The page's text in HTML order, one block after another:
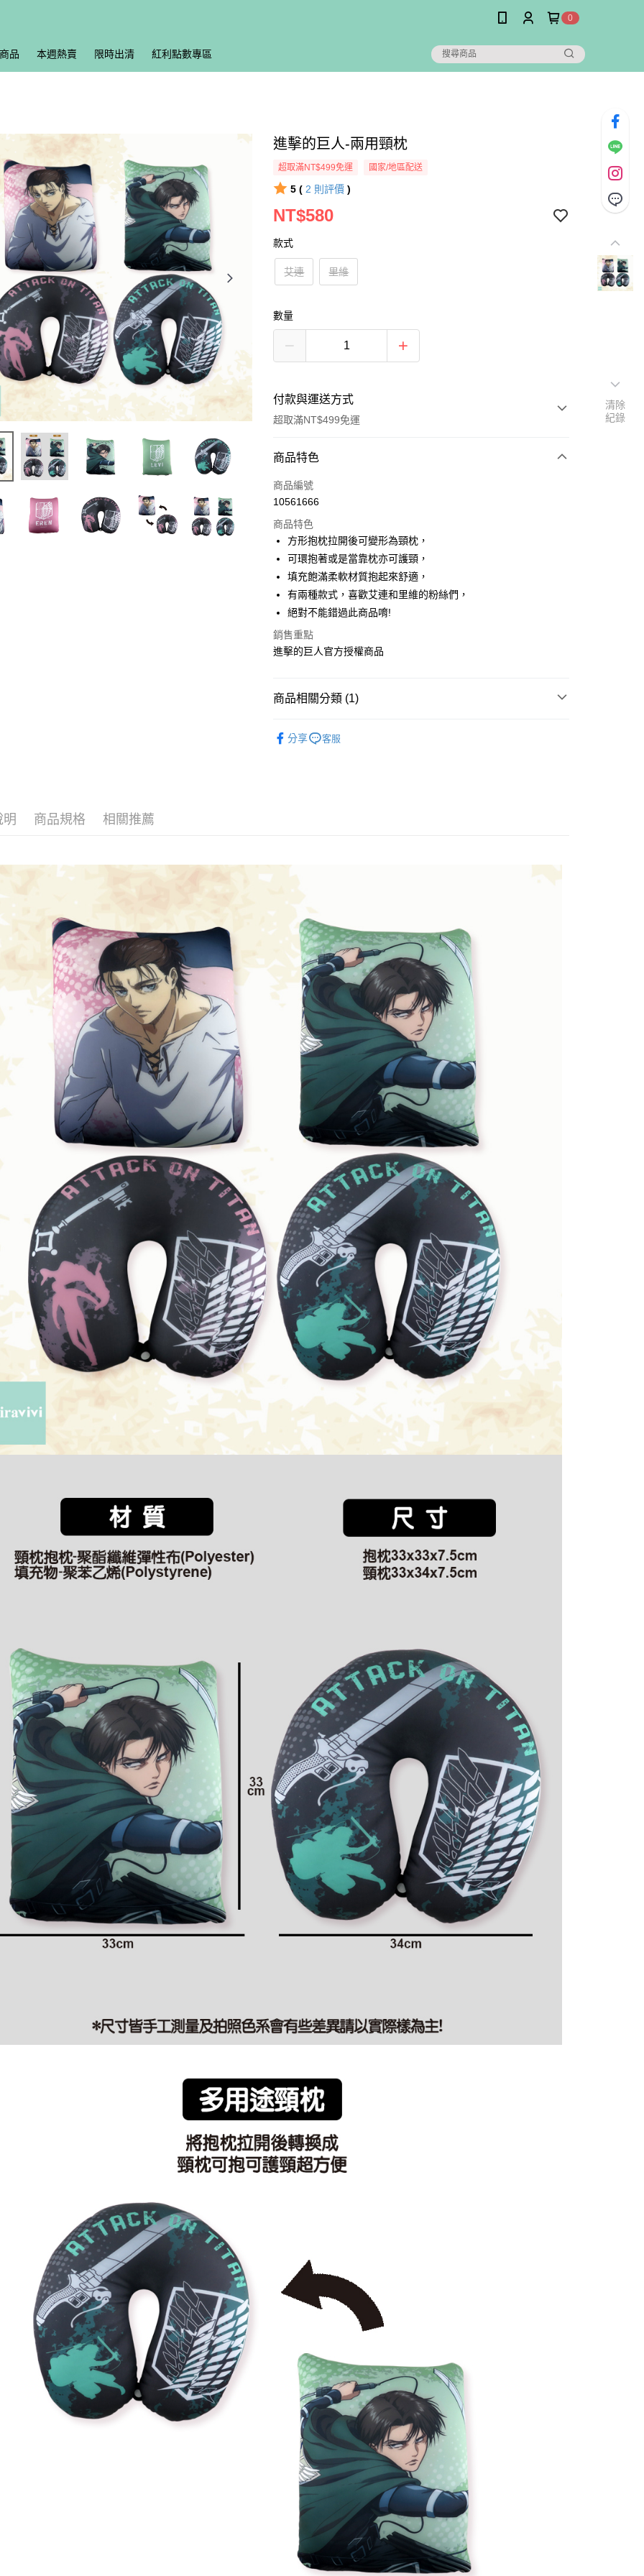
0
品 本週熱賣 限時出清 紅利點數專區
進擊的巨人-兩用頸枕
超取滿NT$499免運 國家/地區配送
5 ( 2 則評價 )
NT$580
款式
艾連 里維
數量
付款與運送方式
超取滿NT$499免運
付款方式
信用卡一次付款
LINE Pay
Apple Pay
街口支付
悠遊付
AFTEE先享後付
相關說明
便利好安心！
３．安心：先確認商品／服務後，再付款。
先享後付繳納相關費用。
※ 交易是否成功請以「AFTEE先享後付 」之結帳頁面顯示為準，若有關於
是否繳費成功／繳費後需取消欲退款等相關疑問，請聯繫「AFTEE先享後
付客戶支援中心」
【注意事項】
１．透過由恩沛科技股份有限公司提供之「AFTEE先享後付」服務完成之
交易，需依本服務之必要範圍內提供個人資料，並將交易相關給付款項請
求債權轉讓予恩沛科技股份有限公司。
２．關於個人資料處理事宜，請瀏覽以下網址：
https://aftee.tw/terms/#terms3
３．未成年的使用者請事先徵得法定代理人或監護人之同意方可使用
「AFTEE先享後付」，若未經同意申辦者引起之損失，本公司不負相關責
４．使用「AFTEE先享後付」時，將依據個別帳號之用戶狀況，依本公司
即時審查核予不同之上限額度；若仍有額度不足之情形，本公司將視審查
結果請求用戶進行身份認證。
５．嚴禁一人註冊多個帳號或使用他人資訊註冊。若發現惡意使用之情
形，恩沛科技股份有限公司將有權停止該用戶之使用額度並採取法律行
運送方式
每筆NT$60，滿NT$499(含以上)免運費
付款後7-11取貨
每筆NT$60，滿NT$499(含以上)免運費
宅配
每筆NT$120，滿NT$499(含以上)免運費
海外宅配
商品特色
商品編號
10561666
商品特色
方形抱枕拉開後可變形為頸枕，
可環抱著或是當靠枕亦可護頸，
填充飽滿柔軟材質抱起來舒適，
有兩種款式，喜歡艾連和里維的粉絲們，
絕對不能錯過此商品唷!
銷售重點
進擊的巨人官方授權商品
商品相關分類 (1)
分享
客服
明 商品規格 相關推薦
清除
紀錄